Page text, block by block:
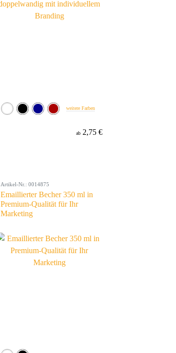
weitere Farben
ab 2,75 €
Artikel-Nr.: 0014875
Emaillierter Becher 350 ml in
Premium-Qualität für Ihr
Marketing